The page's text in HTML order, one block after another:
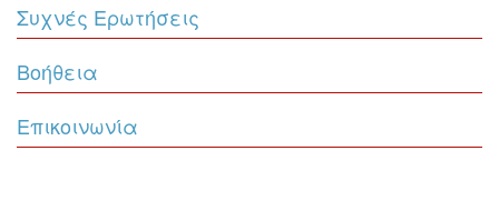
Συχνές Ερωτήσεις
Βοήθεια
Επικοινωνία